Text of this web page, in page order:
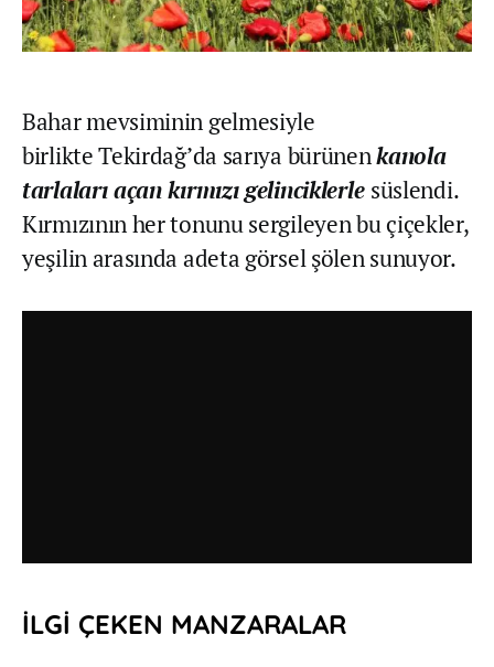
Bahar mevsiminin gelmesiyle
birlikte Tekirdağ’da sarıya bürünenkanola
tarlaları açan kırmızı gelinciklerle süslendi.
Kırmızının her tonunu sergileyen bu çiçekler,
yeşilin arasında adeta görsel şölen sunuyor.
İLGİ ÇEKEN MANZARALAR